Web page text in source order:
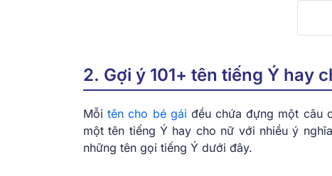
2. Gợi ý 101+ tên tiếng Ý hay
Mỗitên cho bé gái đều chứa đựng một câu
một tên tiếng Ý hay cho nữ với nhiều ý
những tên gọi tiếng Ý dưới đây.